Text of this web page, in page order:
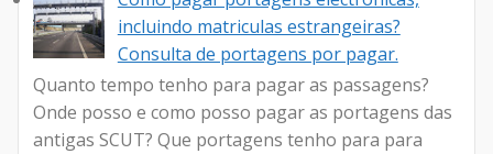
incluindo matriculas estrangeiras?
Consulta de portagens por pagar.
Quanto tempo tenho para pagar as passagens?
Onde posso e como posso pagar as portagens das
antigas SCUT? Que portagens tenho para para